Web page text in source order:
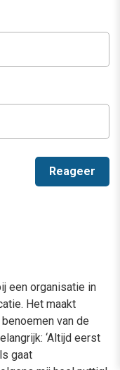
een organisatie in
Het maakt
van de
‘Altijd eerst
gaat